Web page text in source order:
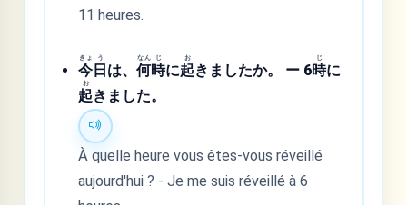
11 heures.
今
きょ
日
う
は、何
なん
時
じ
に起
お
きましたか。 ー 6時
じ
に
起
お
きました。
À quelle heure vous êtes-vous réveillé
aujourd'hui ? - Je me suis réveillé à 6